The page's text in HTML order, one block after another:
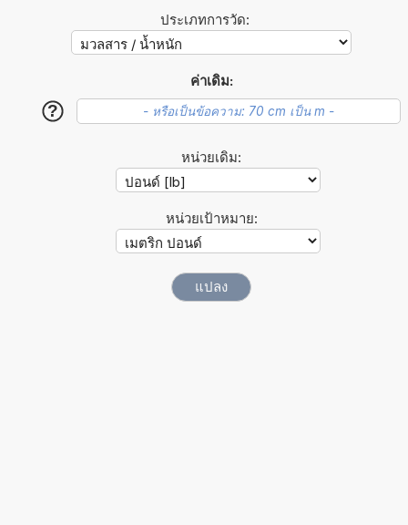
ประเภทการวัด:
ค่าเดิม:
?
หน่วยเดิม:
หน่วยเป้าหมาย: